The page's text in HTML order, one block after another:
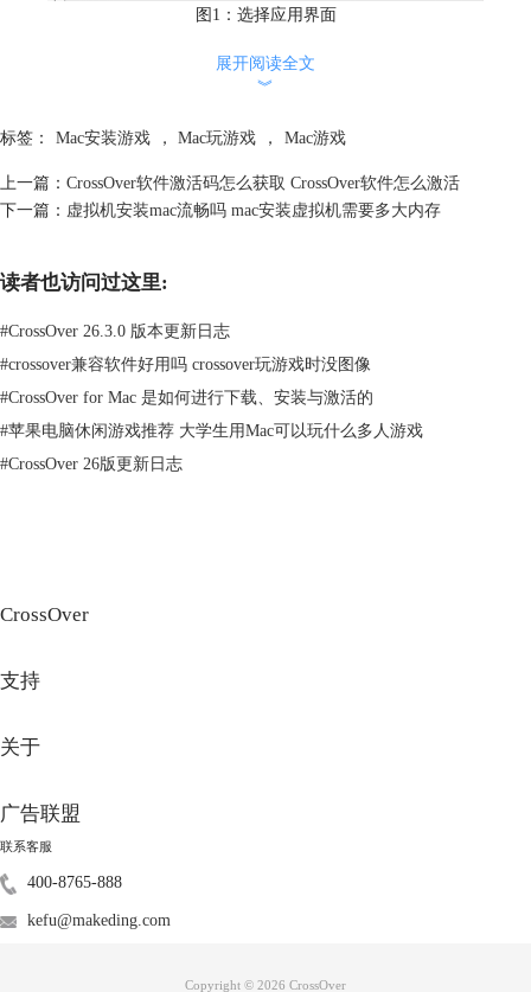
图1：选择应用界面
启动CrossOver后，单击主界面【安装windows应用程序】，在软件分类列
表内选中【未列出的应用程序】，单击【继续】便可进入选择安装包界
2.选择安装包
下载】位置选择已下载的梦幻西游exe格式安装包，单击【继续】便可进
行安装。
展开阅读全文
︾
标签： Mac安装游戏 ， Mac玩游戏 ， Mac游戏
上一篇： CrossOver软件激活码怎么获取 CrossOver软件怎么激活
下一篇： 虚拟机安装mac流畅吗 mac安装虚拟机需要多大内存
读者也访问过这里:
#CrossOver 26.3.0 版本更新日志
#crossover兼容软件好用吗 crossover玩游戏时没图像
#CrossOver for Mac 是如何进行下载、安装与激活的
#苹果电脑休闲游戏推荐 大学生用Mac可以玩什么多人游戏
#CrossOver 26版更新日志
CrossOver
支持
关于
广告联盟
联系客服
400-8765-888
kefu@makeding.com
Copyright © 2026 CrossOver